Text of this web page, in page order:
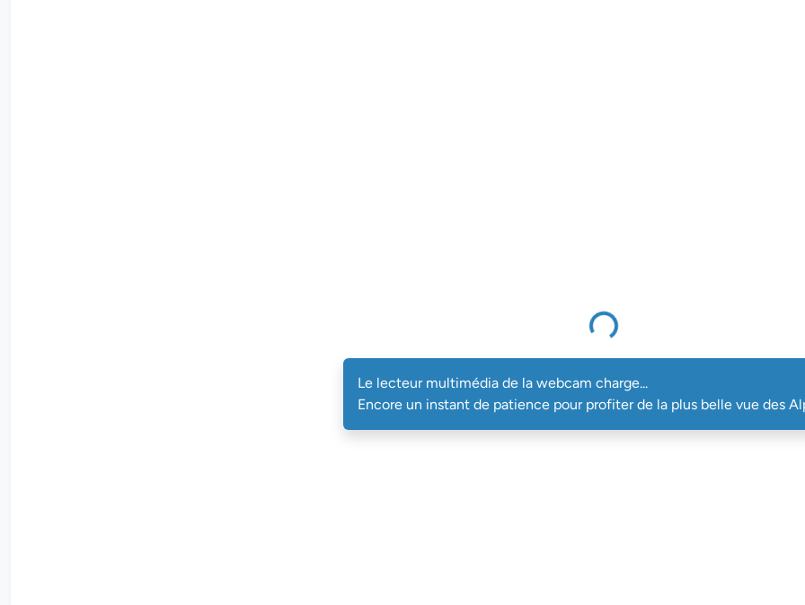
Le lecteur multimédia de la webcam charge...
Le lecteur multimédia de la webcam charge...
Encore un instant de patience pour profiter de la plus belle vue des